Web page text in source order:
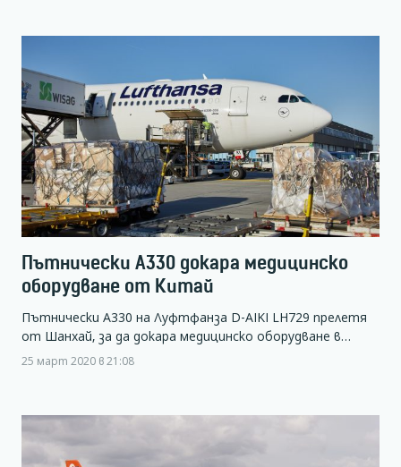
Пътнически А330 докара медицинско
оборудване от Китай
Пътнически А330 на Луфтфанза D-AIKI LH729 прелетя
от Шанхай, за да докара медицинско оборудване в…
25 март 2020 в 21:08